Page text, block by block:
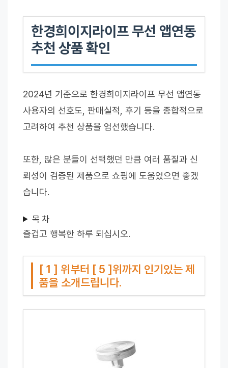
한경희이지라이프 무선 앱연동
추천 상품 확인
2024년 기준으로 한경희이지라이프 무선 앱연동
사용자의 선호도, 판매실적, 후기 등을 종합적으로
고려하여 추천 상품을 엄선했습니다.
또한, 많은 분들이 선택했던 만큼 여러 품질과 신
뢰성이 검증된 제품으로 쇼핑에 도움었으면 좋겠
습니다.
목 차
즐겁고 행복한 하루 되십시오.
[ 1 ] 위부터 [ 5 ]위까지 인기있는 제
품을 소개드립니다.